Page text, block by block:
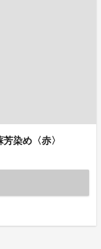
染め〈赤〉